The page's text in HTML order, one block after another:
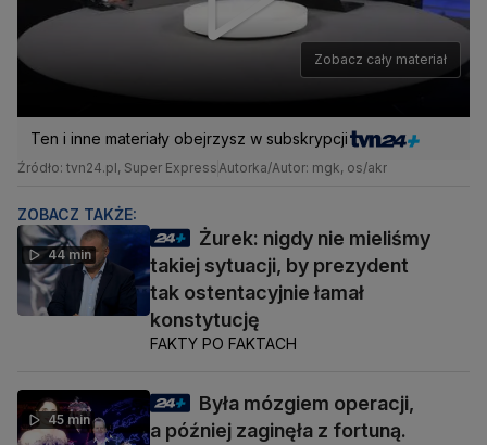
Zobacz cały materiał
Ten i inne materiały obejrzysz w subskrypcji
Źródło: tvn24.pl, Super ExpressAutorka/Autor: mgk, os/akr
ZOBACZ TAKŻE:
44 min
Żurek: nigdy nie mieliśmy
takiej sytuacji, by prezydent
tak ostentacyjnie łamał
konstytucję
FAKTY PO FAKTACH
45 min
Była mózgiem operacji,
a później zaginęła z fortuną.